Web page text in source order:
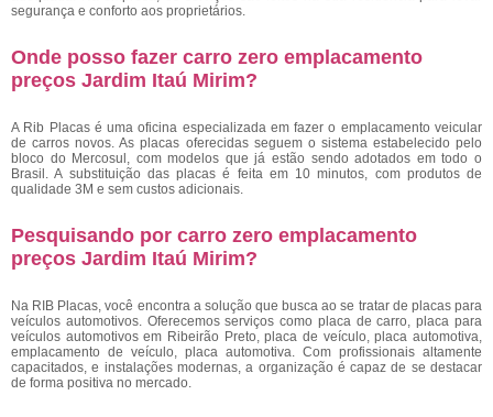
segurança e conforto aos proprietários.
Onde posso fazer carro zero emplacamento
preços Jardim Itaú Mirim?
A Rib Placas é uma oficina especializada em fazer o emplacamento veicular
de carros novos. As placas oferecidas seguem o sistema estabelecido pelo
bloco do Mercosul, com modelos que já estão sendo adotados em todo o
Brasil. A substituição das placas é feita em 10 minutos, com produtos de
qualidade 3M e sem custos adicionais.
Pesquisando por carro zero emplacamento
preços Jardim Itaú Mirim?
Na RIB Placas, você encontra a solução que busca ao se tratar de placas para
veículos automotivos. Oferecemos serviços como placa de carro, placa para
veículos automotivos em Ribeirão Preto, placa de veículo, placa automotiva,
emplacamento de veículo, placa automotiva. Com profissionais altamente
capacitados, e instalações modernas, a organização é capaz de se destacar
de forma positiva no mercado.